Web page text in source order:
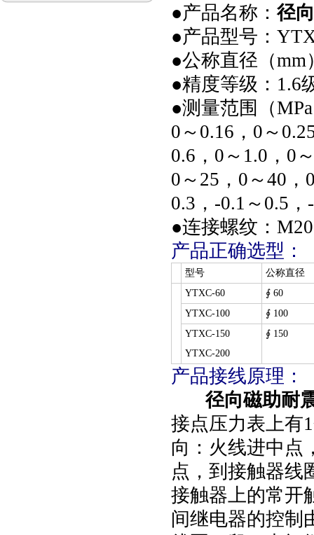
●产品名称：径
●产品型号：
●公称直径（mm
●精度等级：1.6
●测量范围（
0～0.16，0～
0.6，0～1.0，0
0～25，0～40，
0.3，-0.1～0.5
●连接螺纹：
产品正确选型：
型号
公称直径
YTXC-60
∮ 60
YTXC-100
∮ 100
YTXC-150
YTXC-200
∮ 150
产品接线原理：
径向磁助耐
接点压力表上有
向：火线进中点
点，到接触器线
接触器上的常开
间继电器的控制